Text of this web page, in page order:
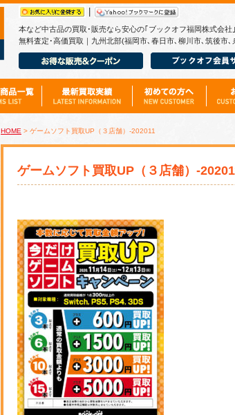
本など中古品の買取･販売なら安心の｢ブックオフ福岡株式会社
無料査定･高価買取｜九州北部(福岡市､春日市､柳川市､筑後市､
HOME > ゲームソフト買取UP（３店舗）-202011
ゲームソフト買取UP（３店舗）-